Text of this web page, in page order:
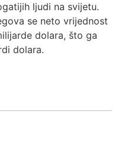
ljudi na svijetu.
se neto vrijednost
dolara, što ga
dolara.